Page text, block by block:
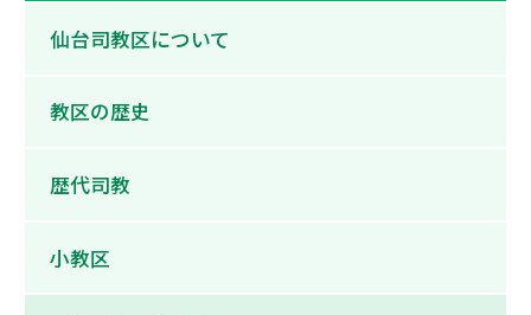
仙台司教区について
教区の歴史
歴代司教
小教区